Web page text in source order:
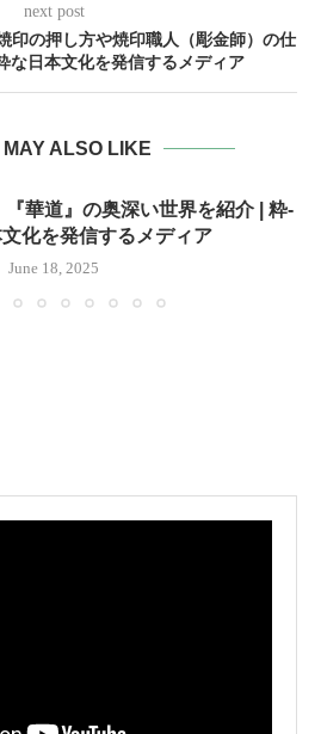
next post
印の押し方や焼印職人（彫金師）の仕
な日本文化を発信するメディア
MAY ALSO LIKE
『華道』の奥深い世界を紹介 | 粋-
文化を発信するメディア
June 18, 2025